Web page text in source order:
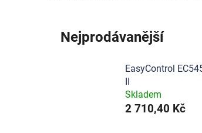
Nejprodávanější
EasyControl
II
Skladem
2 710,40 Kč